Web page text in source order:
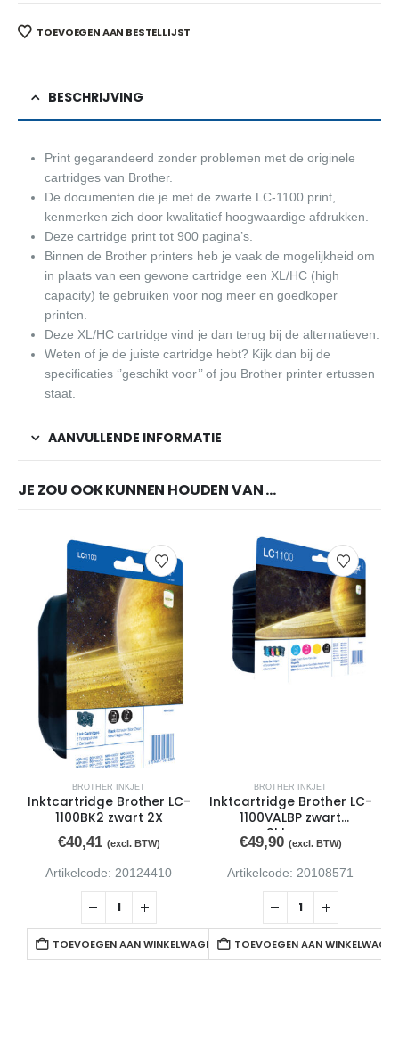
TOEVOEGEN AAN BESTELLIJST
BESCHRIJVING
Print gegarandeerd zonder problemen met de originele
cartridges van Brother.
De documenten die je met de zwarte LC-1100 print,
kenmerken zich door kwalitatief hoogwaardige afdrukken.
Deze cartridge print tot 900 pagina’s.
Binnen de Brother printers heb je vaak de mogelijkheid om
in plaats van een gewone cartridge een XL/HC (high
capacity) te gebruiken voor nog meer en goedkoper
printen.
Deze XL/HC cartridge vind je dan terug bij de alternatieven.
Weten of je de juiste cartridge hebt? Kijk dan bij de
specificaties ‘’geschikt voor’’ of jou Brother printer ertussen
staat.
AANVULLENDE INFORMATIE
JE ZOU OOK KUNNEN HOUDEN VAN …
BROTHER INKJET
Inktcartridge Brother LC-
1100BK2 zwart 2X
€40,41 (excl. BTW)
Artikelcode: 20124410
TOEVOEGEN AAN WINKELWAGEN
BROTHER INKJET
Inktcartridge Brother LC-
1100VALBP zwart
+3kleuren
€49,90 (excl. BTW)
Artikelcode: 20108571
TOEVOEGEN AAN